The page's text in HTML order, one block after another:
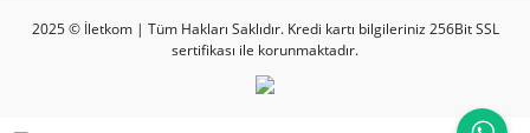
2025 © İletkom | Tüm Hakları Saklıdır. Kredi kartı bilgileriniz 256Bit SSL
sertifikası ile korunmaktadır.